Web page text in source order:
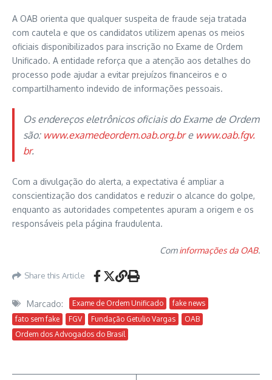
A OAB orienta que qualquer suspeita de fraude seja tratada
com cautela e que os candidatos utilizem apenas os meios
oficiais disponibilizados para inscrição no Exame de Ordem
Unificado. A entidade reforça que a atenção aos detalhes do
processo pode ajudar a evitar prejuízos financeiros e o
compartilhamento indevido de informações pessoais.
Os endereços eletrônicos oficiais do Exame de Ordem
são: www.examedeordem.oab.org.bre www.oab.fgv.
br.
Com a divulgação do alerta, a expectativa é ampliar a
conscientização dos candidatos e reduzir o alcance do golpe,
enquanto as autoridades competentes apuram a origem e os
responsáveis pela página fraudulenta.
Cominformações da OAB.
Share this Article
Marcado: Exame de Ordem Unificado
fake news
fato sem fake
FGV Fundação Getulio Vargas
OAB
Ordem dos Advogados do Brasil